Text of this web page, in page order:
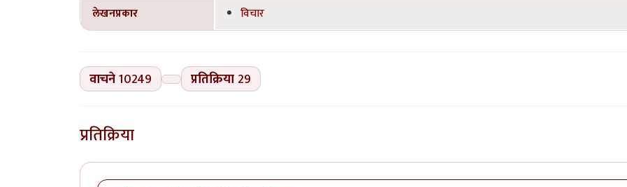
लेखनप्रकार
विचार
वाचने10249 प्रतिक्रिया 29
प्रतिक्रिया